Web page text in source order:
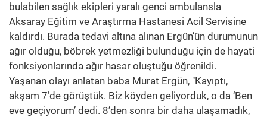
bulabilen sağlık ekipleri yaralı genci ambulansla
Aksaray Eğitim ve Araştırma Hastanesi Acil Servisine
kaldırdı. Burada tedavi altına alınan Ergün’ün durumunun
ağır olduğu, böbrek yetmezliği bulunduğu için de hayati
fonksiyonlarında ağır hasar oluştuğu öğrenildi.
Yaşanan olayı anlatan baba Murat Ergün, "Kayıptı,
akşam 7’de görüştük. Biz köyden geliyorduk, o da ‘Ben
eve geçiyorum’ dedi. 8’den sonra bir daha ulaşamadık,